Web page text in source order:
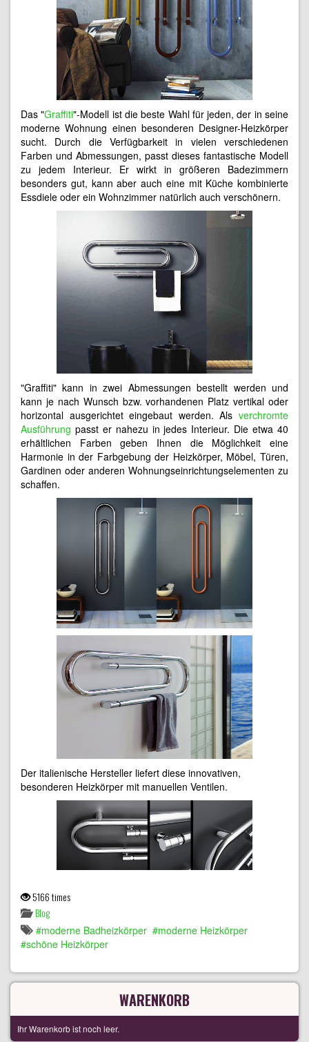
Das "Graffiti"-Modell ist die beste Wahl für jeden, der in seine
moderne Wohnung einen besonderen Designer-Heizkörper
sucht. Durch die Verfügbarkeit in vielen verschiedenen
Farben und Abmessungen, passt dieses fantastische Modell
zu jedem Interieur. Er wirkt in größeren Badezimmern
besonders gut, kann aber auch eine mit Küche kombinierte
Essdiele oder ein Wohnzimmer natürlich auch verschönern.
"Graffiti" kann in zwei Abmessungen bestellt werden und
kann je nach Wunsch bzw. vorhandenen Platz vertikal oder
horizontal ausgerichtet eingebaut werden. Als verchromte
Ausführung passt er nahezu in jedes Interieur. Die etwa 40
erhältlichen Farben geben Ihnen die Möglichkeit eine
Harmonie in der Farbgebung der Heizkörper, Möbel, Türen,
Gardinen oder anderen Wohnungseinrichtungselementen zu
schaffen.
Der italienische Hersteller liefert diese innovativen,
besonderen Heizkörper mit manuellen Ventilen.
5166 times
Blog
moderne Badheizkörper
moderne Heizkörper
schöne Heizkörper
WARENKORB
Ihr Warenkorb ist noch leer.